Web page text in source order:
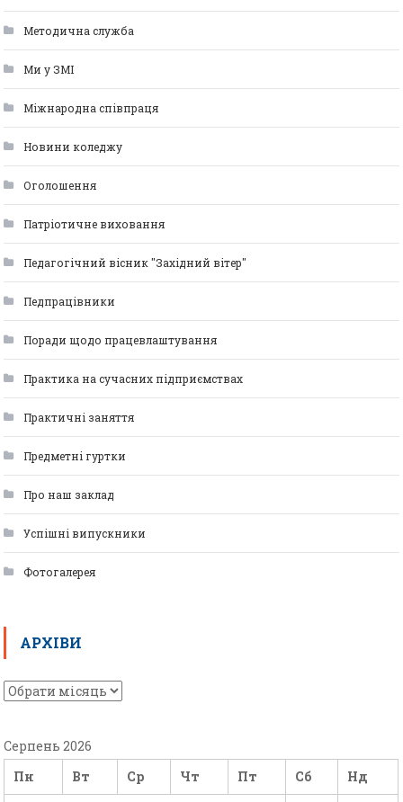
Методична служба
Ми у ЗМІ
Міжнародна співпраця
Новини коледжу
Оголошення
Патріотичне виховання
Педагогічний вісник "Західний вітер"
Педпрацівники
Поради щодо працевлаштування
Практика на сучасних підприємствах
Практичні заняття
Предметні гуртки
Про наш заклад
Успішні випускники
Фотогалерея
АРХІВИ
Серпень 2026
Пн
Вт Ср Чт Пт Сб Нд